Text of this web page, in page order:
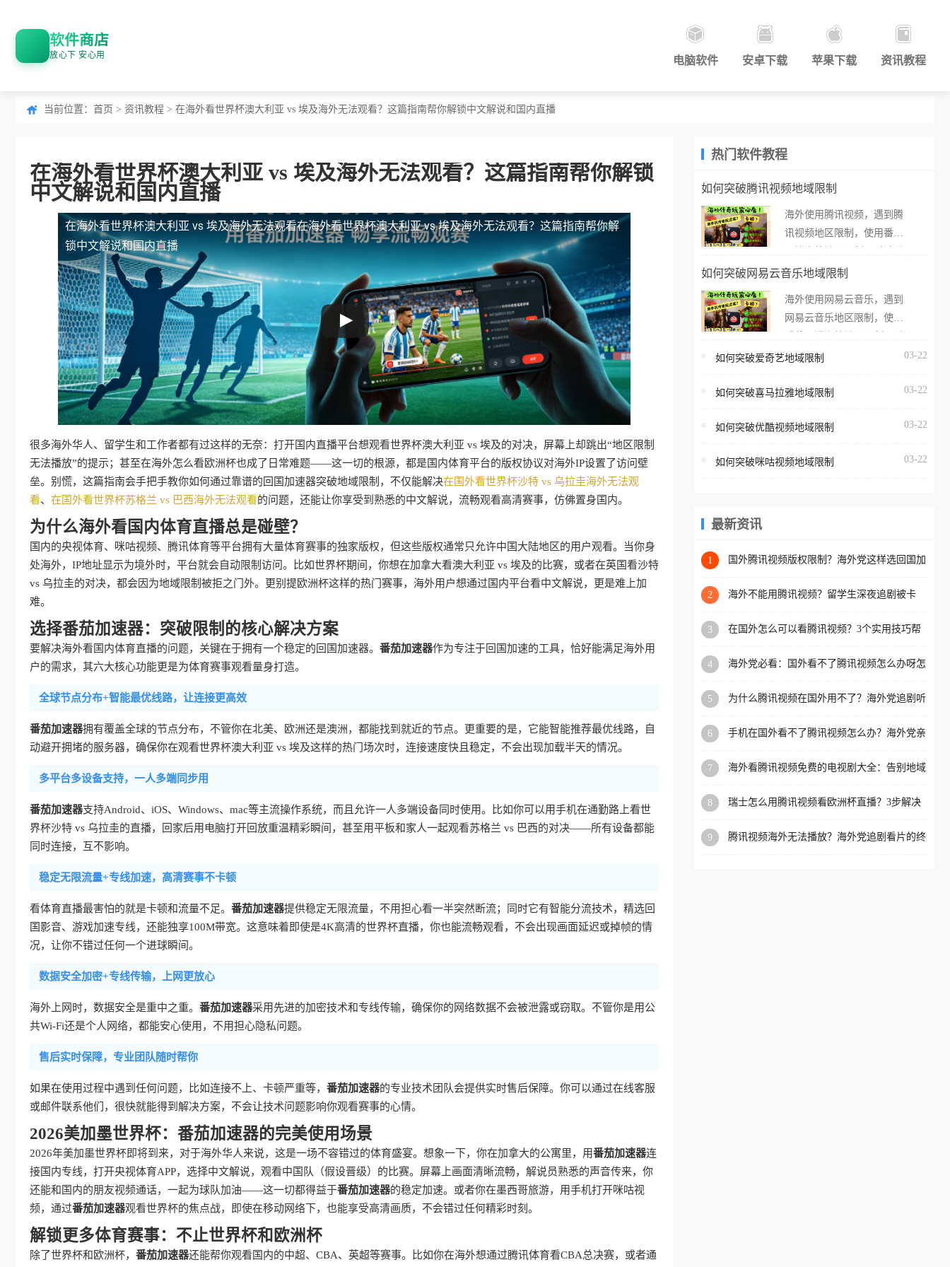
软件商店
放心下 安心用 电脑软件 安卓下载 苹果下载 资讯教程
当前位置： 首页 > 资讯教程 > 在海外看世界杯澳大利亚 vs 埃及海外无法观看？这篇指南帮你解锁中文解说和国内直播
在海外看世界杯澳大利亚 vs 埃及海外无法观看？这篇指南帮你解锁
中文解说和国内直播
在海外看世界杯澳大利亚 vs 埃及海外无法观看在海外看世界杯澳大利亚 vs 埃及海外无法观看？这篇指南帮你解
锁中文解说和国内直播
很多海外华人、留学生和工作者都有过这样的无奈：打开国内直播平台想观看世界杯澳大利亚 vs 埃及的对决，屏幕上却跳出“地区限制
无法播放”的提示；甚至在海外怎么看欧洲杯也成了日常难题——这一切的根源，都是国内体育平台的版权协议对海外IP设置了访问壁
垒。别慌，这篇指南会手把手教你如何通过靠谱的回国加速器突破地域限制，不仅能解决在国外看世界杯沙特 vs 乌拉圭海外无法观
看、 在国外看世界杯苏格兰 vs 巴西海外无法观看的问题，还能让你享受到熟悉的中文解说，流畅观看高清赛事，仿佛置身国内。
为什么海外看国内体育直播总是碰壁？
国内的央视体育、咪咕视频、腾讯体育等平台拥有大量体育赛事的独家版权，但这些版权通常只允许中国大陆地区的用户观看。当你身
处海外，IP地址显示为境外时，平台就会自动限制访问。比如世界杯期间，你想在加拿大看澳大利亚 vs 埃及的比赛，或者在英国看沙特
vs 乌拉圭的对决，都会因为地域限制被拒之门外。更别提欧洲杯这样的热门赛事，海外用户想通过国内平台看中文解说，更是难上加
难。
选择番茄加速器：突破限制的核心解决方案
要解决海外看国内体育直播的问题，关键在于拥有一个稳定的回国加速器。 番茄加速器作为专注于回国加速的工具，恰好能满足海外用
户的需求，其六大核心功能更是为体育赛事观看量身打造。
全球节点分布+智能最优线路，让连接更高效
番茄加速器拥有覆盖全球的节点分布，不管你在北美、欧洲还是澳洲，都能找到就近的节点。更重要的是，它能智能推荐最优线路，自
动避开拥堵的服务器，确保你在观看世界杯澳大利亚 vs 埃及这样的热门场次时，连接速度快且稳定，不会出现加载半天的情况。
多平台多设备支持，一人多端同步用
番茄加速器支持Android、iOS、Windows、mac等主流操作系统，而且允许一人多端设备同时使用。比如你可以用手机在通勤路上看世
界杯沙特 vs 乌拉圭的直播，回家后用电脑打开回放重温精彩瞬间，甚至用平板和家人一起观看苏格兰 vs 巴西的对决——所有设备都能
同时连接，互不影响。
稳定无限流量+专线加速，高清赛事不卡顿
看体育直播最害怕的就是卡顿和流量不足。 番茄加速器提供稳定无限流量，不用担心看一半突然断流；同时它有智能分流技术，精选回
国影音、游戏加速专线，还能独享100M带宽。这意味着即使是4K高清的世界杯直播，你也能流畅观看，不会出现画面延迟或掉帧的情
况，让你不错过任何一个进球瞬间。
数据安全加密+专线传输，上网更放心
海外上网时，数据安全是重中之重。 番茄加速器采用先进的加密技术和专线传输，确保你的网络数据不会被泄露或窃取。不管你是用公
共Wi-Fi还是个人网络，都能安心使用，不用担心隐私问题。
售后实时保障，专业团队随时帮你
如果在使用过程中遇到任何问题，比如连接不上、卡顿严重等， 番茄加速器的专业技术团队会提供实时售后保障。你可以通过在线客服
或邮件联系他们，很快就能得到解决方案，不会让技术问题影响你观看赛事的心情。
2026美加墨世界杯：番茄加速器的完美使用场景
2026年美加墨世界杯即将到来，对于海外华人来说，这是一场不容错过的体育盛宴。想象一下，你在加拿大的公寓里，用番茄加速器连
接国内专线，打开央视体育APP，选择中文解说，观看中国队（假设晋级）的比赛。屏幕上画面清晰流畅，解说员熟悉的声音传来，你
还能和国内的朋友视频通话，一起为球队加油——这一切都得益于番茄加速器的稳定加速。或者你在墨西哥旅游，用手机打开咪咕视
频，通过番茄加速器观看世界杯的焦点战，即使在移动网络下，也能享受高清画质，不会错过任何精彩时刻。
解锁更多体育赛事：不止世界杯和欧洲杯
除了世界杯和欧洲杯， 番茄加速器还能帮你观看国内的中超、CBA、英超等赛事。比如你在海外想通过腾讯体育看CBA总决赛，或者通
热门软件教程
如何突破腾讯视频地域限制
海外使用腾讯视频，遇到腾
讯视频地区限制，使用番茄
外打开腾讯视频，却突然弹
地区无法播放”的提示语。
海外用户如香港、澳门、台
亚、欧洲等国家和地区时，
台一样，出现地区及版权限
地区播放。 遇到这个问题的
区工作、留学、定居等，都
权限制所困扰。
如何突破网易云音乐地域限制
海外使用网易云音乐，遇到
网易云音乐地区限制，使用
在海外打开网易云音乐，却
所在的地区无法播放”的提示
门、台湾、美国、加拿大、
区时，网易云音乐也会像其
回国加速器，即可解决「海
版权限制」的问题，无论人
国、加拿大、澳大利亚、欧
学、定居等，都可以使用，
扰。
如何突破爱奇艺地域限制 03-22
如何突破喜马拉雅地域限制 03-22
如何突破优酷视频地域限制 03-22
如何突破咪咕视频地域限制 03-22
最新资讯
1
国外腾讯视频版权限制？海外党这样选回国加
2
海外不能用腾讯视频？留学生深夜追剧被卡
3
在国外怎么可以看腾讯视频？3个实用技巧帮
4
海外党必看：国外看不了腾讯视频怎么办呀怎
5
为什么腾讯视频在国外用不了？海外党追剧听
6
手机在国外看不了腾讯视频怎么办？海外党亲
7
海外看腾讯视频免费的电视剧大全：告别地域
8
瑞士怎么用腾讯视频看欧洲杯直播？3步解决
9
腾讯视频海外无法播放？海外党追剧看片的终